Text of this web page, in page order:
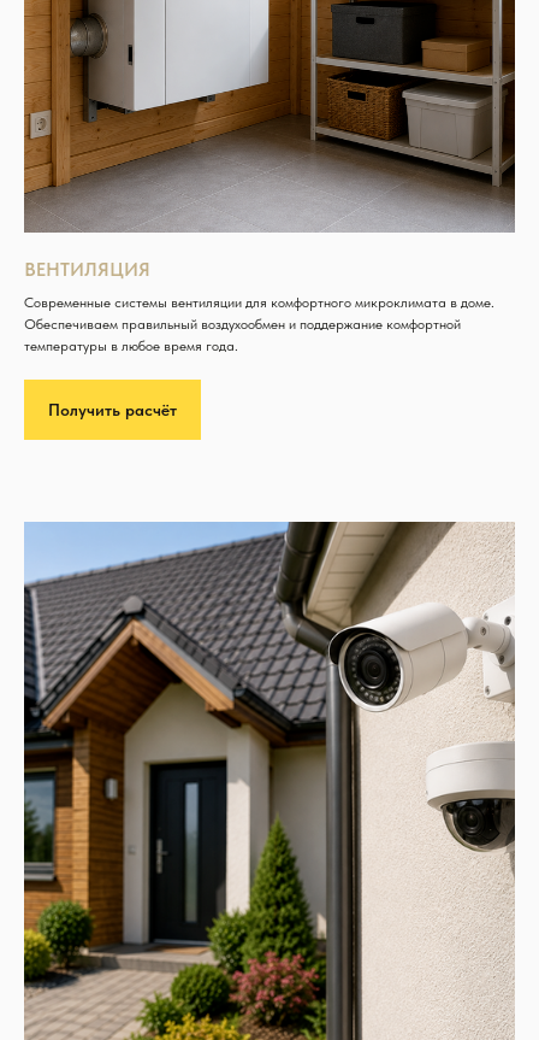
ВЕНТИЛЯЦИЯ
Современные системы вентиляции для комфортного микроклимата в доме.
Обеспечиваем правильный воздухообмен и поддержание комфортной
температуры в любое время года.
Получить расчёт